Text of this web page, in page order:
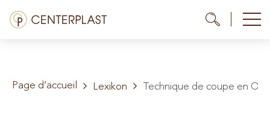
Aller
auMenü
À propos de nous
Page d’accueil Lexikon Technique de coupe en O